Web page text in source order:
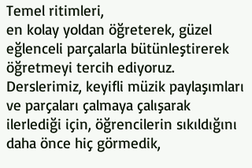
Temel ritimleri,
en kolay yoldan öğreterek, güzel
eğlenceli parçalarla bütünleştirerek
öğretmeyi tercih ediyoruz.
Derslerimiz, keyifli müzik paylaşımları
ve parçaları çalmaya çalışarak
ilerlediği için, öğrencilerin sıkıldığını
daha önce hiç görmedik,